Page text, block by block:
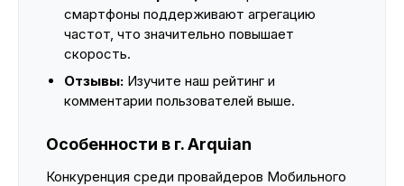
смартфоны поддерживают агрегацию
частот, что значительно повышает
скорость.
Отзывы: Изучите наш рейтинг и
комментарии пользователей выше.
Особенности в г. Arquian
Конкуренция среди провайдеров Мобильного